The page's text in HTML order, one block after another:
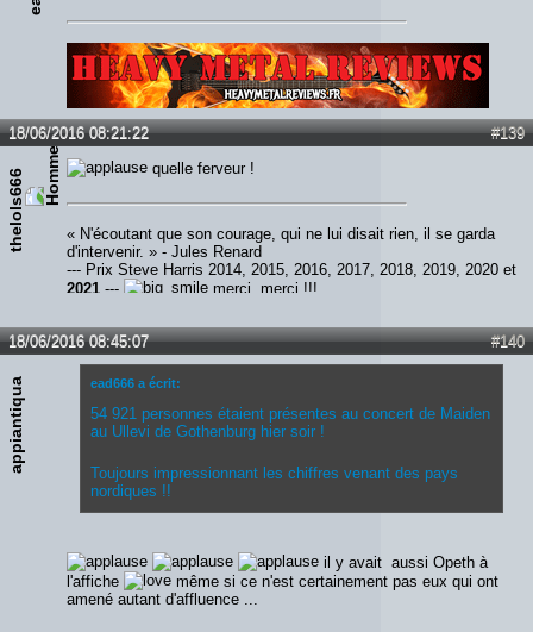
Lien :http://heavymetalreviews.fr/
#139
18/06/2016 08:21:22
thelols666 quelle ferveur !
« N'écoutant que son courage, qui ne lui disait rien, il se garda
d'intervenir. » - Jules Renard
--- Prix Steve Harris 2014, 2015, 2016, 2017, 2018, 2019, 2020 et
2021 --- merci, merci !!!
#140
18/06/2016 08:45:07
appiantiqua ead666 a écrit:
54 921 personnes étaient présentes au concert de Maiden
au Ullevi de Gothenburg hier soir !
Toujours impressionnant les chiffres venant des pays
nordiques !!
il y avait aussi Opeth à
l'affiche
même si ce n'est certainement pas eux qui ont
amené autant d'affluence ...